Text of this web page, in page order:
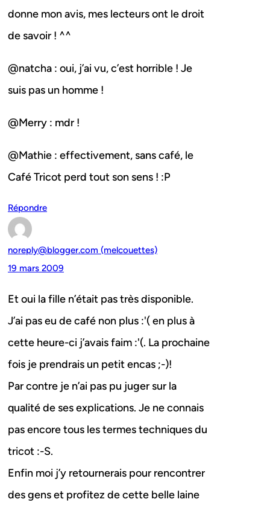
donne mon avis, mes lecteurs ont le droit
de savoir ! ^^
@natcha : oui, j’ai vu, c’est horrible ! Je
suis pas un homme !
@Merry : mdr !
@Mathie : effectivement, sans café, le
Café Tricot perd tout son sens ! :P
Répondre
noreply@blogger.com (melcouettes)
19 mars 2009
Et oui la fille n’était pas très disponible.
J’ai pas eu de café non plus :'( en plus à
cette heure-ci j’avais faim :'(. La prochaine
fois je prendrais un petit encas ;-)!
Par contre je n’ai pas pu juger sur la
qualité de ses explications. Je ne connais
pas encore tous les termes techniques du
tricot :-S.
Enfin moi j’y retournerais pour rencontrer
des gens et profitez de cette belle laine